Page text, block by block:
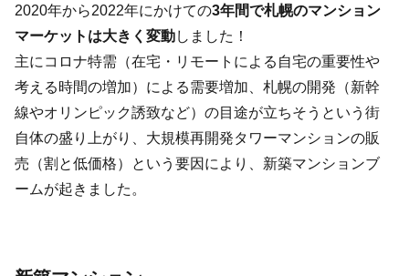
2020年から2022年にかけての3年間で札幌のマンション
マーケットは大きく変動しました！
主にコロナ特需（在宅・リモートによる自宅の重要性や
考える時間の増加）による需要増加、札幌の開発（新幹
線やオリンピック誘致など）の目途が立ちそうという街
自体の盛り上がり、大規模再開発タワーマンションの販
売（割と低価格）という要因により、新築マンションブ
ームが起きました。